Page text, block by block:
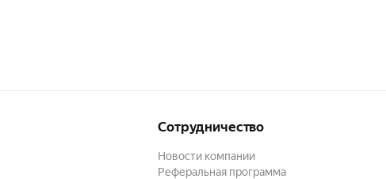
Сотрудничество
Новости компании
Реферальная программа